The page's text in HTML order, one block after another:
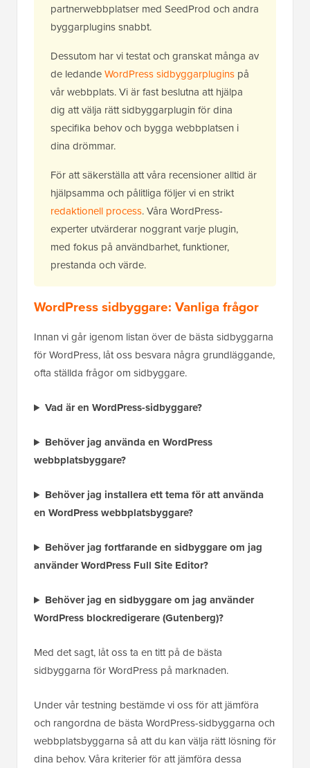
partnerwebbplatser med SeedProd och andra
byggarplugins snabbt.
Dessutom har vi testat och granskat många av
de ledandeWordPress sidbyggarplugins på
vår webbplats. Vi är fast beslutna att hjälpa
dig att välja rätt sidbyggarplugin för dina
specifika behov och bygga webbplatsen i
dina drömmar.
För att säkerställa att våra recensioner alltid är
hjälpsamma och pålitliga följer vi en strikt
redaktionell process. Våra WordPress-
experter utvärderar noggrant varje plugin,
med fokus på användbarhet, funktioner,
prestanda och värde.
WordPress sidbyggare: Vanliga frågor
Innan vi går igenom listan över de bästa sidbyggarna
för WordPress, låt oss besvara några grundläggande,
ofta ställda frågor om sidbyggare.
Vad är en WordPress-sidbyggare?
Behöver jag använda en WordPress
webbplatsbyggare?
Behöver jag installera ett tema för att använda
en WordPress webbplatsbyggare?
Behöver jag fortfarande en sidbyggare om jag
använder WordPress Full Site Editor?
Behöver jag en sidbyggare om jag använder
WordPress blockredigerare (Gutenberg)?
Med det sagt, låt oss ta en titt på de bästa
sidbyggarna för WordPress på marknaden.
Under vår testning bestämde vi oss för att jämföra
och rangordna de bästa WordPress-sidbyggarna och
webbplatsbyggarna så att du kan välja rätt lösning för
dina behov. Våra kriterier för att jämföra dessa